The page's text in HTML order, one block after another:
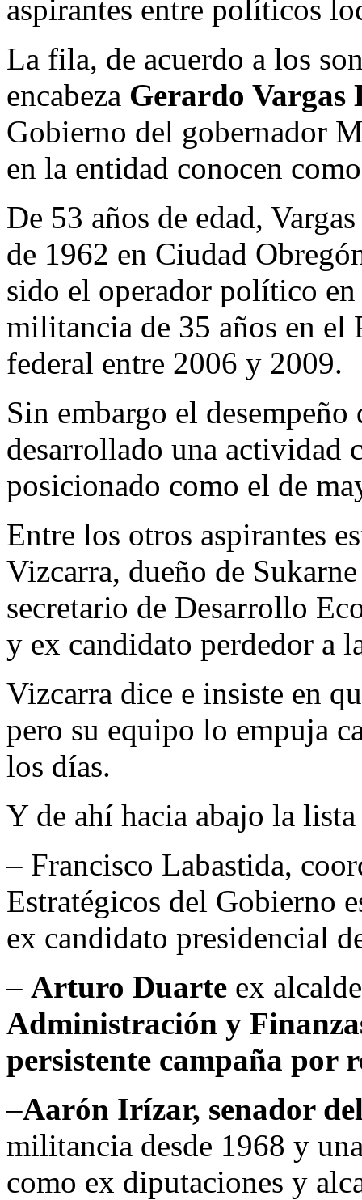
aspirantes entre políticos
La fila, de acuerdo a los
encabeza Gerardo Vargas
Gobierno del gobernador
en la entidad conocen
De 53 años de edad,
de 1962 en Ciudad
sido el operador político
militancia de 35 años en el
federal entre 2006 y 2009.
Sin embargo el desempeño
desarrollado una actividad
posicionado como el de
Entre los otros aspirantes
Vizcarra, dueño de
secretario de Desarrollo
y ex candidato perdedor a
Vizcarra dice e insiste en
pero su equipo lo empuja
los días.
Y de ahí hacia abajo la
– Francisco Labastida,
Estratégicos del Gobierno
ex candidato presidencial
– Arturo Duarte ex
Administración y
persistente campaña por
–Aarón Irízar, senador
militancia desde 1968 y
como ex diputaciones y